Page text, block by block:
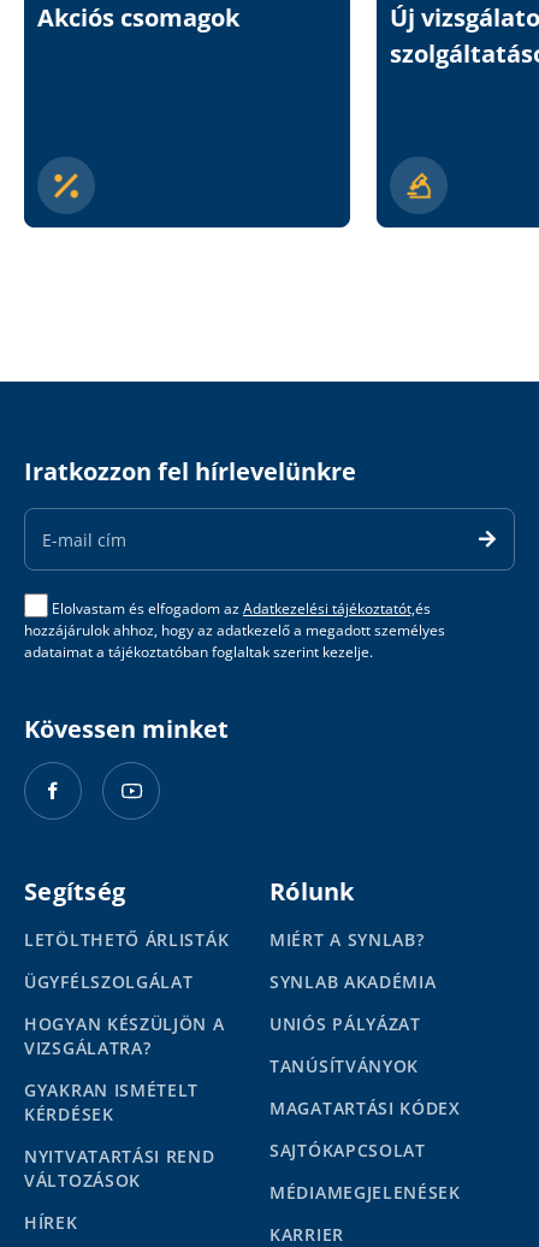
Akciós csomagok
Új
Iratkozzon fel hírlevelünkre
Email
Address
Elolvastam és elfogadom azAdatkezelési tájékoztatót,és
hozzájárulok ahhoz, hogy az adatkezelő a megadott személyes
adataimat a tájékoztatóban foglaltak szerint kezelje.
Kövessen minket
Segítség
LETÖLTHETŐ ÁRLISTÁK
ÜGYFÉLSZOLGÁLAT
HOGYAN KÉSZÜLJÖN A
VIZSGÁLATRA?
GYAKRAN ISMÉTELT
KÉRDÉSEK
NYITVATARTÁSI REND
VÁLTOZÁSOK
HÍREK
Rólunk
MIÉRT A SYNLAB?
SYNLAB AKADÉMIA
UNIÓS PÁLYÁZAT
TANÚSÍTVÁNYOK
MAGATARTÁSI KÓDEX
SAJTÓKAPCSOLAT
MÉDIAMEGJELENÉSEK
KARRIER